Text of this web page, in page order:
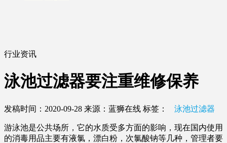
行业资讯
泳池过滤器要注重维修保养
发稿时间：2020-09-28 来源：蓝狮在线 标签： 泳池过滤器
游泳池是公共场所，它的水质受多方面的影响，现在国内使用
的消毒用品主要有液氯，漂白粉，次氯酸钠等几种，管理者要